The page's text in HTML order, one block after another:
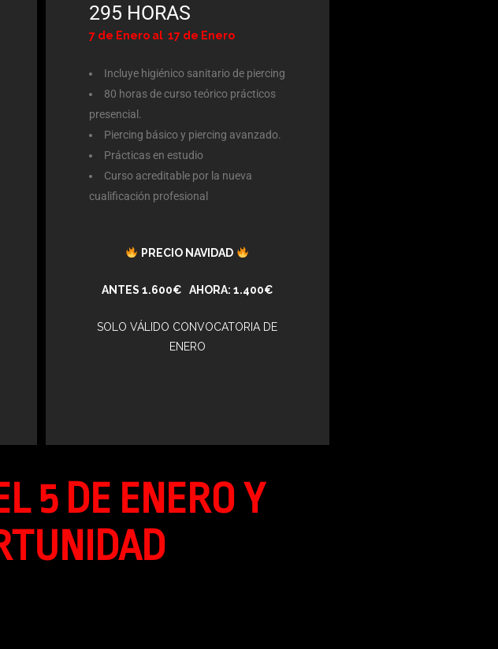
295 HORAS
7 de Enero al 17 de Enero
Incluye higiénico sanitario de piercing
80 horas de curso teórico prácticos
presencial.
Piercing básico y piercing avanzado.
Prácticas en estudio
Curso acreditable por la nueva
cualificación profesional
PRECIO NAVIDAD
ANTES 1.600€ AHORA: 1.400€
SOLO VÁLIDO CONVOCATORIA DE
ENERO
5 DE ENERO Y